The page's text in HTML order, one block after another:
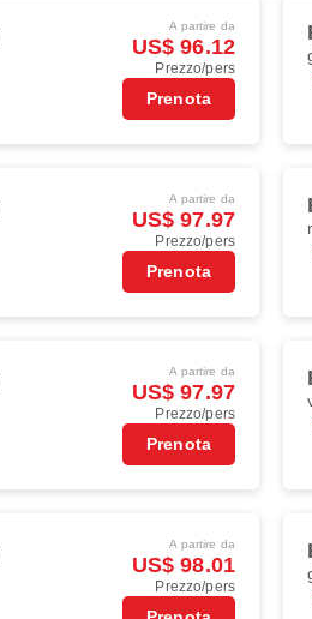
A partire da
US$ 96.12
Prezzo/pers
Prenota
A partire da
US$ 97.97
Prezzo/pers
Prenota
A partire da
US$ 97.97
Prezzo/pers
Prenota
A partire da
US$ 98.01
Prezzo/pers